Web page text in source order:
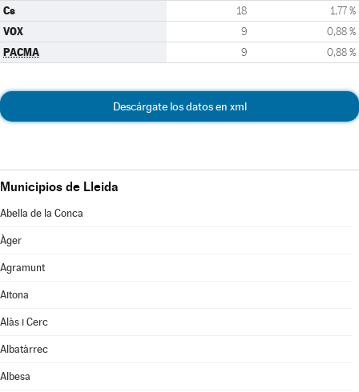
Cs 18 1,77 %
VOX 9 0,88 %
PACMA 9 0,88 %
Descárgate los datos en xml
Municipios de Lleida
Abella de la Conca
Àger
Agramunt
Aitona
Alàs i Cerc
Albatàrrec
Albesa